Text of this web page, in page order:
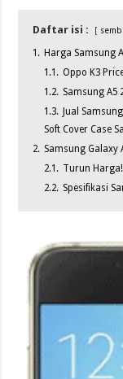
Daftar isi :
1. Harga Samsung
1.1. Oppo K3
1.2. Samsung A5
1.3. Jual
Soft Cover Case
2. Samsung Galaxy
2.1. Turun
2.2. Spesifikasi